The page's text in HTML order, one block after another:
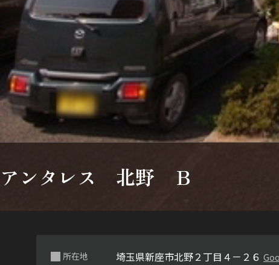
動画ギャラリー ShaMaison STYLE
アンタレス 北野 Ｂ
所在地 埼玉県新座市北野２丁目４－２６